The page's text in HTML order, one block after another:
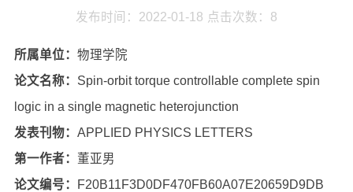
发布时间：2022-01-18 点击次数： 8
所属单位： 物理学院
论文名称： Spin-orbit torque controllable complete spin
logic in a single magnetic heterojunction
发表刊物： APPLIED PHYSICS LETTERS
第一作者： 董亚男
论文编号：
F20B11F3D0DF470FB60A07E20659D9DB